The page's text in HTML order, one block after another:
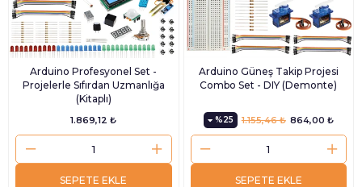
Arduino Profesyonel Set -
Projelerle Sıfırdan Uzmanlığa
(Kitaplı)
1.869,12 ₺
SEPETE EKLE
Arduino Güneş Takip Projesi
Combo Set - DIY (Demonte)
%25 864,00 ₺
1.155,46 ₺
SEPETE EKLE